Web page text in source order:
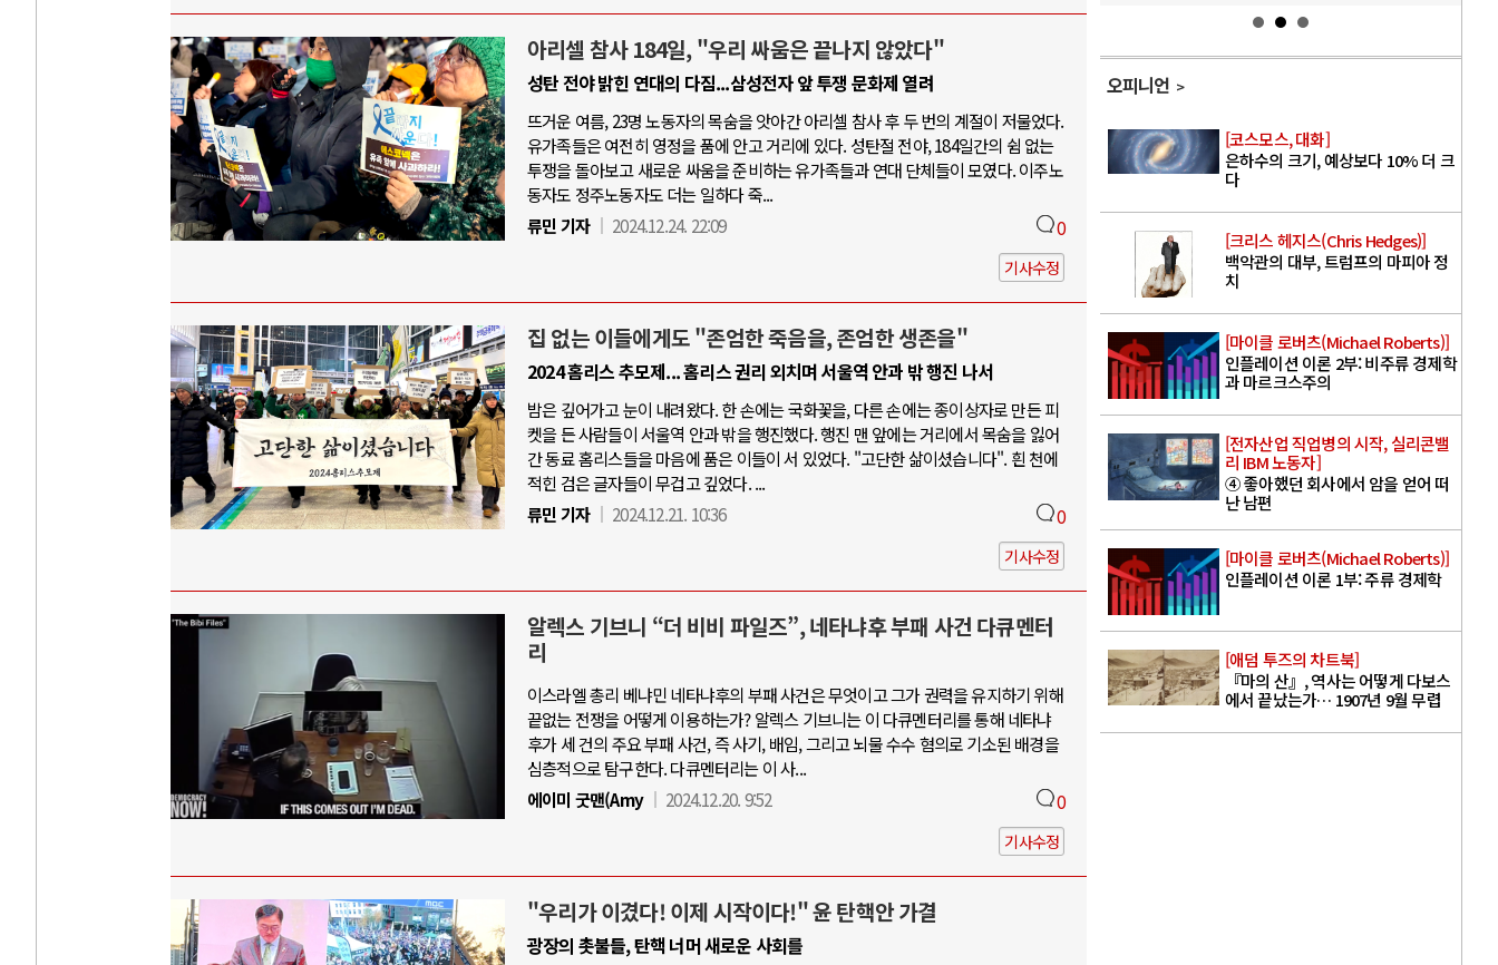
아리셀 참사 184일, "우리 싸움은 끝나지 않았다"
성탄 전야 밝힌 연대의 다짐...삼성전자 앞 투쟁 문화제 열려
뜨거운 여름, 23명 노동자의 목숨을 앗아간 아리셀 참사 후 두 번의 계절이 저물었다.
유가족들은 여전히 영정을 품에 안고 거리에 있다. 성탄절 전야, 184일간의 쉼 없는
투쟁을 돌아보고 새로운 싸움을 준비하는 유가족들과 연대 단체들이 모였다. 이주노
동자도 정주노동자도 더는 일하다 죽...
류민 기자
2024.12.24. 22:09 0
기사수정
집 없는 이들에게도 "존엄한 죽음을, 존엄한 생존을"
2024 홈리스 추모제... 홈리스 권리 외치며 서울역 안과 밖 행진 나서
밤은 깊어가고 눈이 내려왔다. 한 손에는 국화꽃을, 다른 손에는 종이상자로 만든 피
켓을 든 사람들이 서울역 안과 밖을 행진했다. 행진 맨 앞에는 거리에서 목숨을 잃어
간 동료 홈리스들을 마음에 품은 이들이 서 있었다. "고단한 삶이셨습니다". 흰 천에
적힌 검은 글자들이 무겁고 깊었다. ...
류민 기자
2024.12.21. 10:36 0
기사수정
알렉스 기브니 “더 비비 파일즈”, 네타냐후 부패 사건 다큐멘터
리
이스라엘 총리 베냐민 네타냐후의 부패 사건은 무엇이고 그가 권력을 유지하기 위해
끝없는 전쟁을 어떻게 이용하는가? 알렉스 기브니는 이 다큐멘터리를 통해 네타냐
후가 세 건의 주요 부패 사건, 즉 사기, 배임, 그리고 뇌물 수수 혐의로 기소된 배경을
심층적으로 탐구한다. 다큐멘터리는 이 사...
에이미 굿맨(Amy
2024.12.20. 9:52 0
기사수정
"우리가 이겼다! 이제 시작이다!" 윤 탄핵안 가결
광장의 촛불들, 탄핵 너머 새로운 사회를
오피니언
[코스모스, 대화]
은하수의 크기, 예상보다 10% 더 크
다
[크리스 헤지스(Chris Hedges)]
백악관의 대부, 트럼프의 마피아 정
치
[마이클 로버츠(Michael Roberts)]
인플레이션 이론 2부: 비주류 경제학
과 마르크스주의
[전자산업 직업병의 시작, 실리콘밸
리 IBM 노동자]
④ 좋아했던 회사에서 암을 얻어 떠
난 남편
[마이클 로버츠(Michael Roberts)]
인플레이션 이론 1부: 주류 경제학
[애덤 투즈의 차트북]
『마의 산』, 역사는 어떻게 다보스
에서 끝났는가… 1907년 9월 무렵